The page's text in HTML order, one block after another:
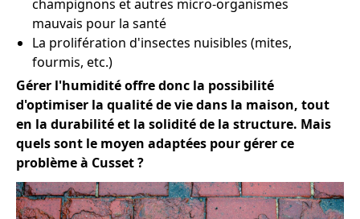
champignons et autres micro-organismes
mauvais pour la santé
La prolifération d'insectes nuisibles (mites,
fourmis, etc.)
Gérer l'humidité offre donc la possibilité
d'optimiser la qualité de vie dans la maison, tout
en la durabilité et la solidité de la structure. Mais
quels sont le moyen adaptées pour gérer ce
problème à Cusset ?